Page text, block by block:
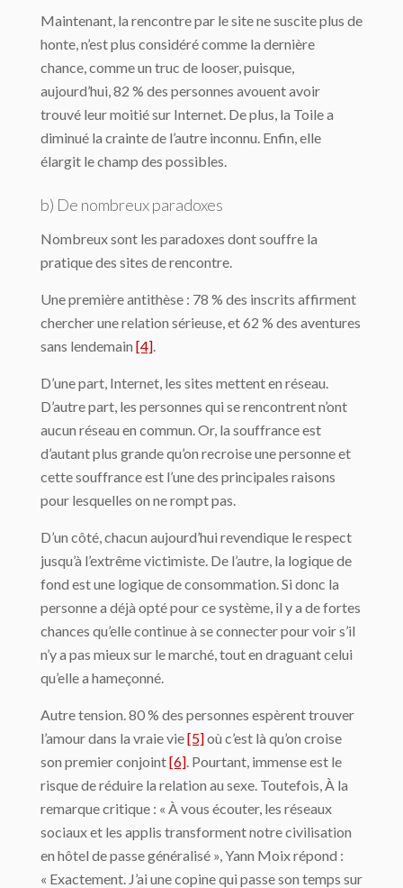
Maintenant, la rencontre par le site ne suscite plus de
honte, n’est plus considéré comme la dernière
chance, comme un truc de looser, puisque,
aujourd’hui, 82 % des personnes avouent avoir
trouvé leur moitié sur Internet. De plus, la Toile a
diminué la crainte de l’autre inconnu. Enfin, elle
élargit le champ des possibles.
b) De nombreux paradoxes
Nombreux sont les paradoxes dont souffre la
pratique des sites de rencontre.
Une première antithèse : 78 % des inscrits affirment
chercher une relation sérieuse, et 62 % des aventures
sans lendemain [4].
D’une part, Internet, les sites mettent en réseau.
D’autre part, les personnes qui se rencontrent n’ont
aucun réseau en commun. Or, la souffrance est
d’autant plus grande qu’on recroise une personne et
cette souffrance est l’une des principales raisons
pour lesquelles on ne rompt pas.
D’un côté, chacun aujourd’hui revendique le respect
jusqu’à l’extrême victimiste. De l’autre, la logique de
fond est une logique de consommation. Si donc la
personne a déjà opté pour ce système, il y a de fortes
chances qu’elle continue à se connecter pour voir s’il
n’y a pas mieux sur le marché, tout en draguant celui
qu’elle a hameçonné.
Autre tension. 80 % des personnes espèrent trouver
l’amour dans la vraie vie[5]où c’est là qu’on croise
son premier conjoint[6]. Pourtant, immense est le
risque de réduire la relation au sexe. Toutefois, À la
remarque critique : « À vous écouter, les réseaux
sociaux et les applis transforment notre civilisation
en hôtel de passe généralisé », Yann Moix répond :
« Exactement. J’ai une copine qui passe son temps sur